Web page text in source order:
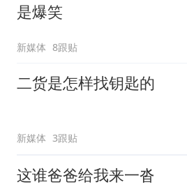
是爆笑
新媒体 8跟贴
二货是怎样找钥匙的
新媒体 3跟贴
这谁爸爸给我来一沓